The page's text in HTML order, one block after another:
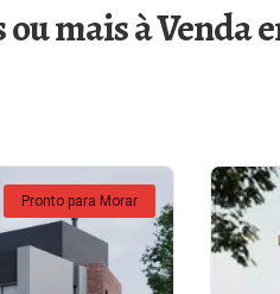
mais à Venda
Pronto para Morar